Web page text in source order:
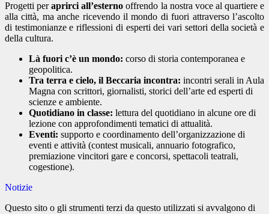
Progetti peraprirci all’esterno offrendo la nostra voce al quartiere e
alla città, ma anche ricevendo il mondo di fuori attraverso l’ascolto
di testimonianze e riflessioni di esperti dei vari settori della società e
della cultura.
Là fuori c’è un mondo: corso di storia contemporanea e
geopolitica.
Tra terra e cielo, il Beccaria incontra: incontri serali in Aula
Magna con scrittori, giornalisti, storici dell’arte ed esperti di
scienze e ambiente.
Quotidiano in classe: lettura del quotidiano in alcune ore di
lezione con approfondimenti tematici di attualità.
Eventi: supporto e coordinamento dell’organizzazione di
eventi e attività (contest musicali, annuario fotografico,
premiazione vincitori gare e concorsi, spettacoli teatrali,
cogestione).
Notizie
Questo sito o gli strumenti terzi da questo utilizzati si avvalgono di